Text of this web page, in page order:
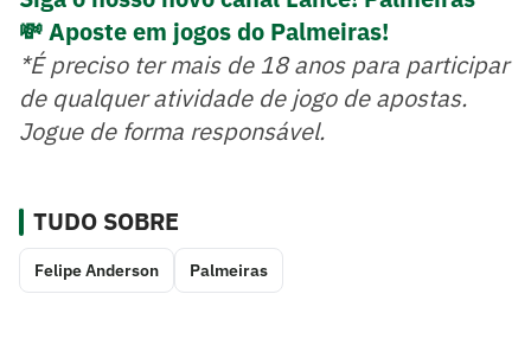
💸 Aposte em jogos do Palmeiras!
*É preciso ter mais de 18 anos para participar
de qualquer atividade de jogo de apostas.
Jogue de forma responsável.
TUDO SOBRE
Felipe Anderson Palmeiras